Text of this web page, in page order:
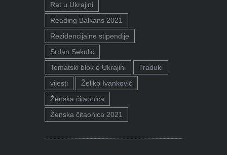
Rat u Ukrajini
Reading Balkans 2021
Rezidencijalne stipendije
Srđan Sekulić
Tematski blok o Ukrajini
Traduki
vijesti
Željko Ivanković
Ženska čitaonica
Ženska čitaonica 2021